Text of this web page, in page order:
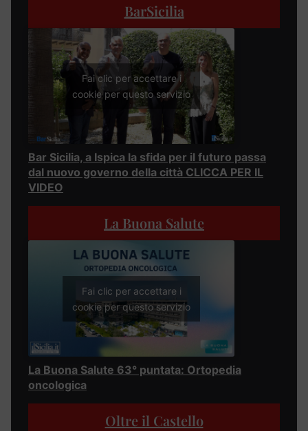
BarSicilia
Fai clic per accettare i
cookie per questo servizio
Bar Sicilia, a Ispica la sfida per il futuro passa
dal nuovo governo della città CLICCA PER IL
VIDEO
La Buona Salute
Fai clic per accettare i
cookie per questo servizio
La Buona Salute 63° puntata: Ortopedia
oncologica
Oltre il Castello